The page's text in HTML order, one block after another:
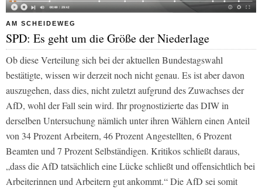
AM SCHEIDEWEG
SPD: Es geht um die Größe der Niederlage
Ob diese Verteilung sich bei der aktuellen Bundestagswahl
bestätigte, wissen wir derzeit noch nicht genau. Es ist aber davon
auszugehen, dass dies, nicht zuletzt aufgrund des Zuwachses der
AfD, wohl der Fall sein wird. Ihr prognostizierte das DIW in
derselben Untersuchung nämlich unter ihren Wählern einen Anteil
von 34 Prozent Arbeitern, 46 Prozent Angestellten, 6 Prozent
Beamten und 7 Prozent Selbständigen. Kritikos schließt daraus,
„dass die AfD tatsächlich eine Lücke schließt und offensichtlich bei
Arbeiterinnen und Arbeitern gut ankommt.“ Die AfD sei somit